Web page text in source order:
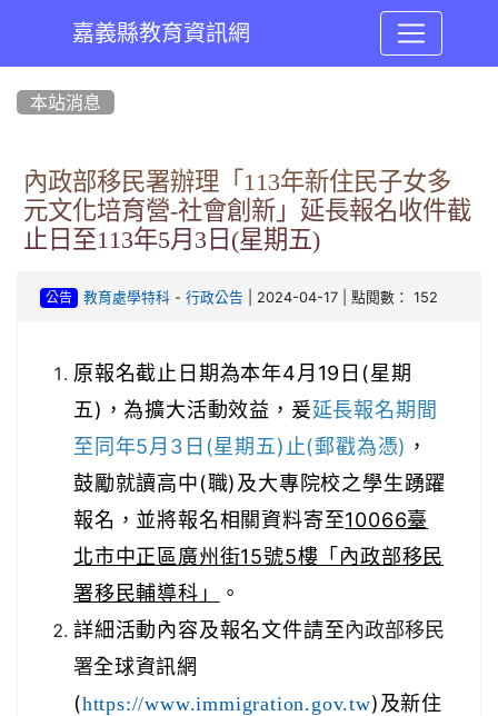
嘉義縣教育資訊網
本站消息
內政部移民署辦理「113年新住民子女多
元文化培育營-社會創新」延長報名收件截
止日至113年5月3日(星期五)
公告 教育處學特科- 行政公告 | 2024-04-17 | 點閱數： 152
原報名截止日期為本年4月19日(星期
五)，為擴大活動效益，爰延長報名期間
至同年5月3日(星期五)止(郵戳為憑) ，
鼓勵就讀高中(職)及大專院校之學生踴躍
報名，並將報名相關資料寄至10066臺
北市中正區廣州街15號5樓「內政部移民
署移民輔導科」
。
詳細活動內容及報名文件請至內政部移民
署全球資訊網
(https://www.immigration.gov.tw)及新住